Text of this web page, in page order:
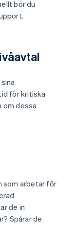
bör du
för kritiska
om dessa
som arbetar för
de in
Spårar de